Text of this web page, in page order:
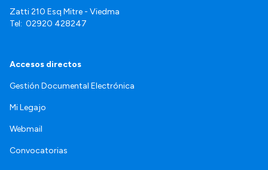
Zatti 210 Esq Mitre - Viedma
Tel: 02920 428247
Accesos directos
Gestión Documental Electrónica
Mi Legajo
Webmail
Convocatorias